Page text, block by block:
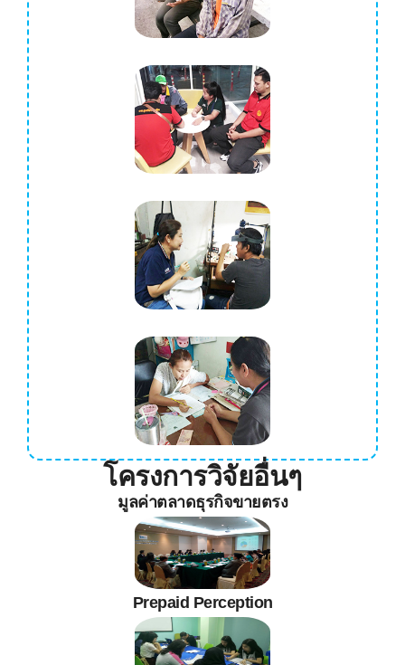
โครงการวิจัยอื่นๆ
มูลค่าตลาดธุรกิจขายตรง
Prepaid Perception